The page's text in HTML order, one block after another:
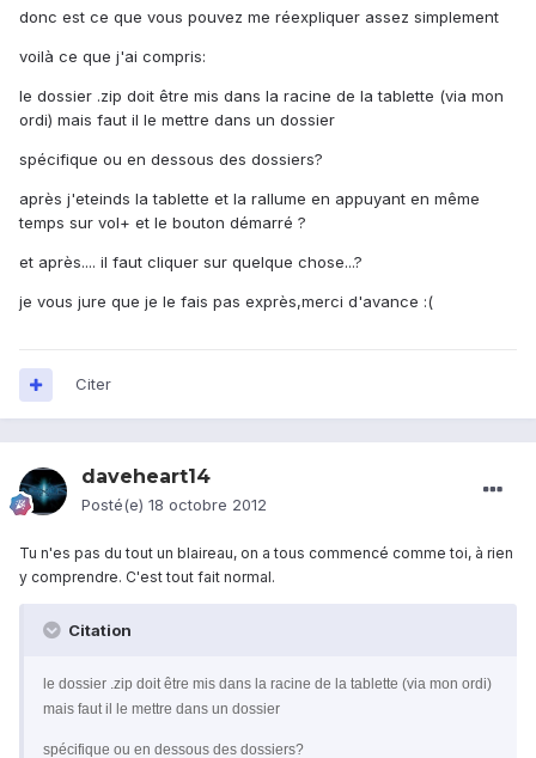
donc est ce que vous pouvez me réexpliquer assez simplement
voilà ce que j'ai compris:
le dossier .zip doit être mis dans la racine de la tablette (via mon
ordi) mais faut il le mettre dans un dossier
spécifique ou en dessous des dossiers?
après j'eteinds la tablette et la rallume en appuyant en même
temps sur vol+ et le bouton démarré ?
et après.... il faut cliquer sur quelque chose...?
je vous jure que je le fais pas exprès,merci d'avance :(
Citer
daveheart14
Posté(e) 18 octobre 2012
Tu n'es pas du tout un blaireau, on a tous commencé comme toi, à rien
y comprendre. C'est tout fait normal.
Citation
le dossier .zip doit être mis dans la racine de la tablette (via mon ordi)
mais faut il le mettre dans un dossier
spécifique ou en dessous des dossiers?